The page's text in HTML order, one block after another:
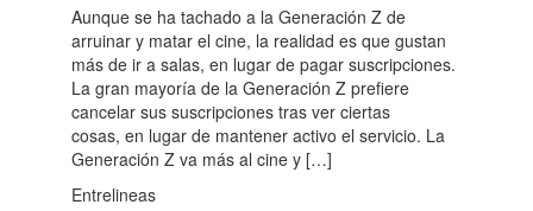
Aunque se ha tachado a la Generación Z de
arruinar y matar el cine, la realidad es que gustan
más de ir a salas, en lugar de pagar suscripciones.
La gran mayoría de la Generación Z prefiere
cancelar sus suscripciones tras ver ciertas
cosas, en lugar de mantener activo el servicio. La
Generación Z va más al cine y […]
Entrelineas